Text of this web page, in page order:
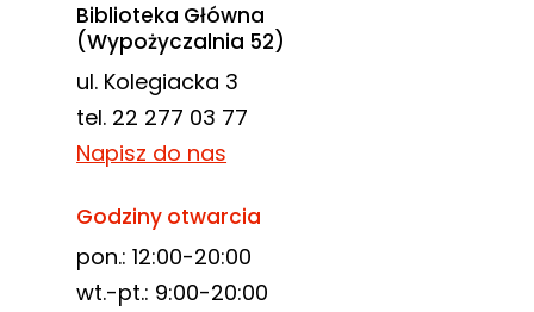
Biblioteka Główna
(Wypożyczalnia 52)
ul. Kolegiacka 3
tel. 22 277 03 77
Napisz do nas
Godziny otwarcia
pon.: 12:00-20:00
wt.-pt.: 9:00-20:00